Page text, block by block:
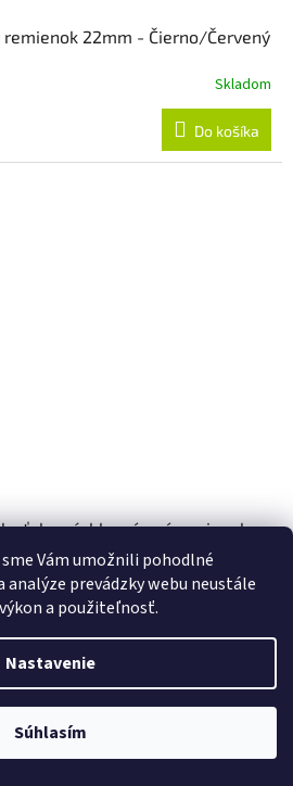
Vám umožnili pohodlné
analýze prevádzky webu neustále
a použiteľnosť.
Nastavenie
Súhlasím
22mm - Čierno/Červený
Skladom
Do košíka
ťah - rýchloupínací remienok
- Modrý
Skladom